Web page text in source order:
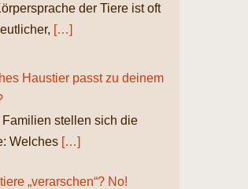
der Tiere ist oft
[…]
Haustier passt zu deinem
stellen sich die
Welches […]
„verarschen“? No!